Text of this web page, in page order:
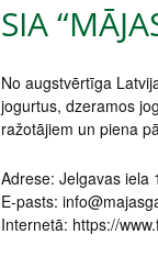
SIA
No augstvērtīga
jogurtus, dzeramos
ražotājiem un piena
Adrese: Jelgavas iela
E-pasts:
Internetā: https://